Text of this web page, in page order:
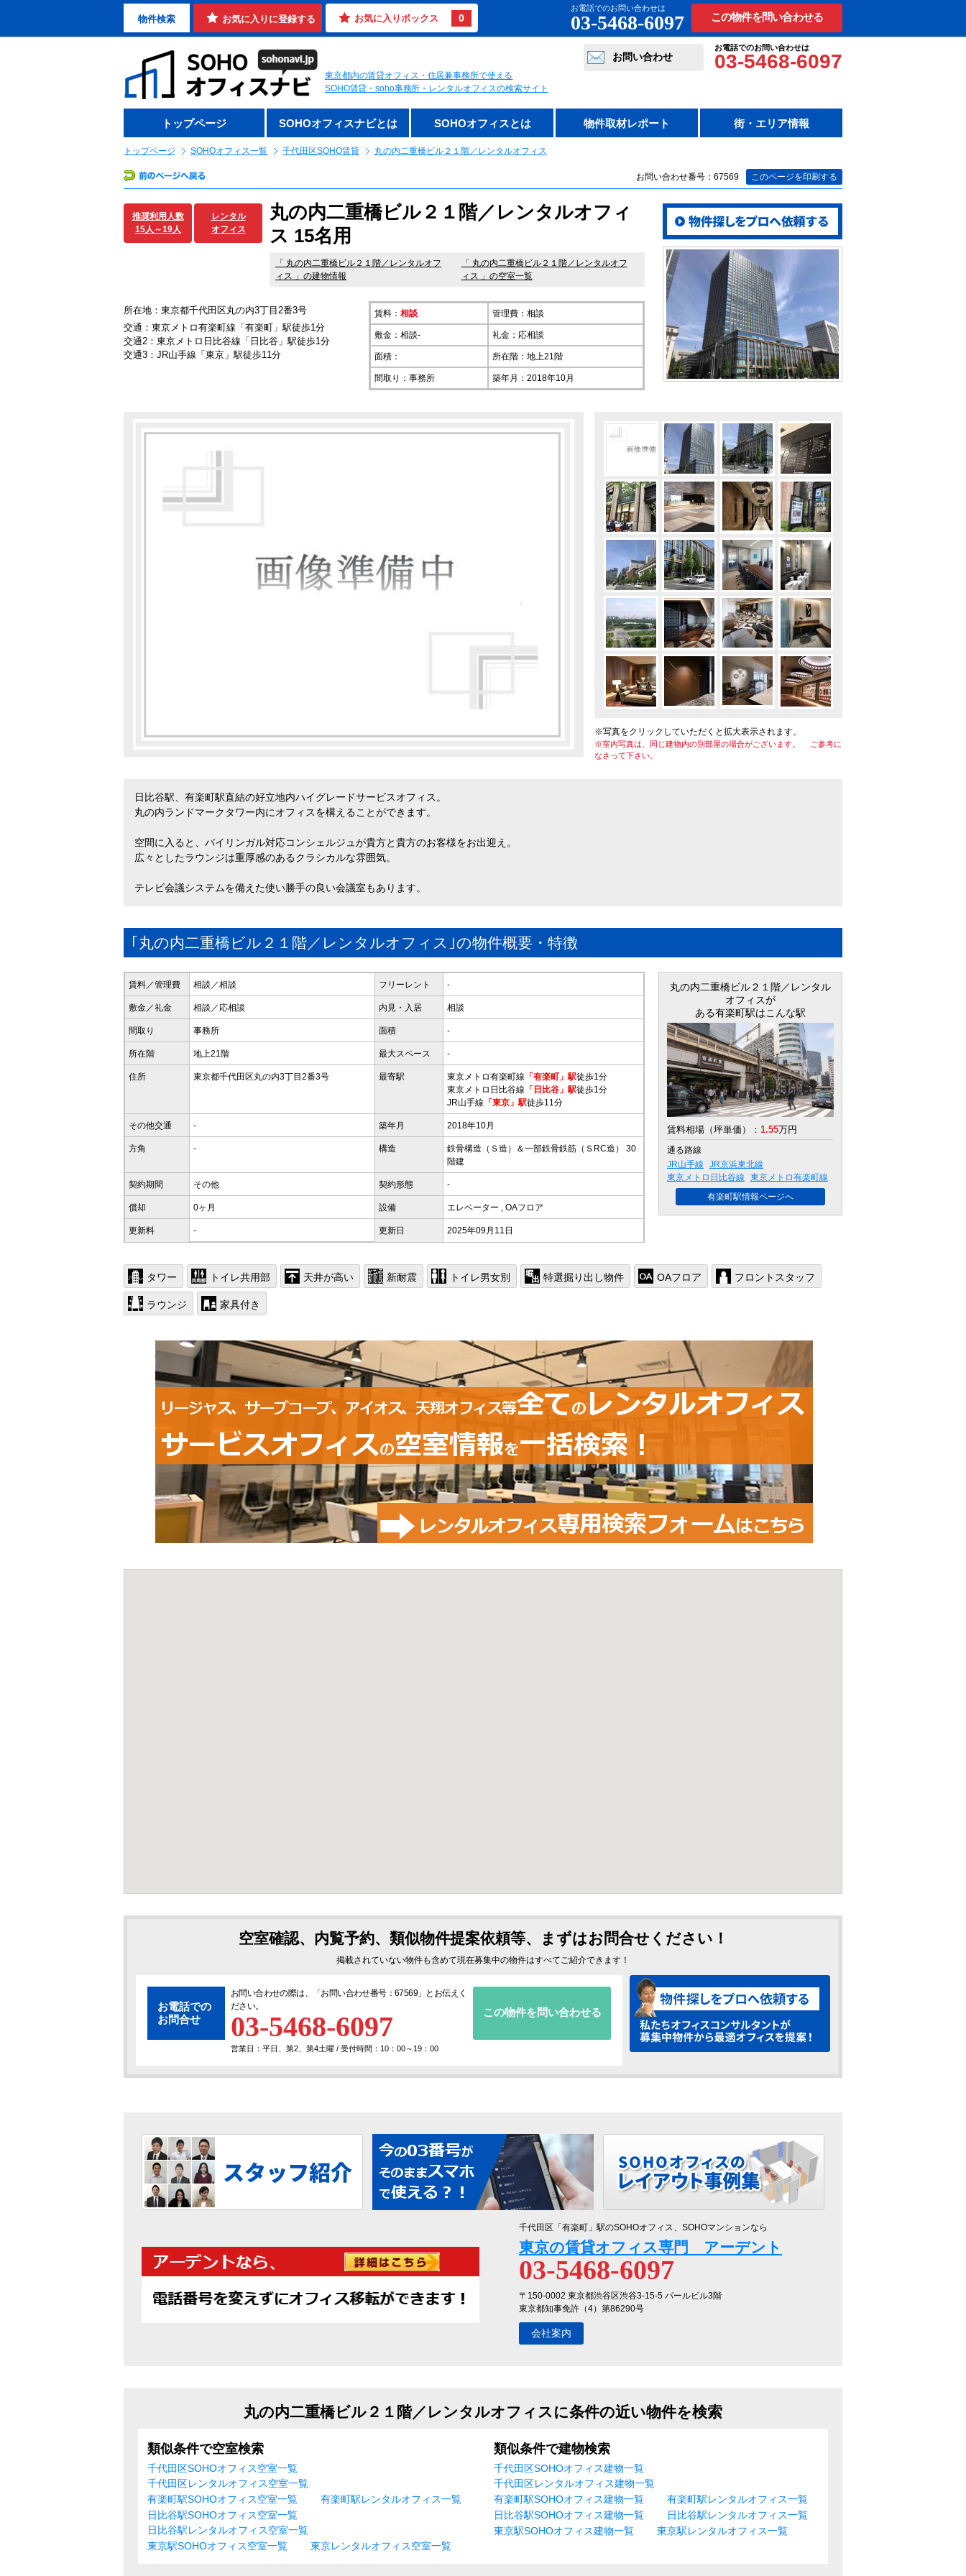
物件検索 お気に入りに登録する お気に入りボックス 0
お電話でのお問い合わせは
03-5468-6097 この物件を問い合わせる
東京都内の賃貸オフィス・住居兼事務所で使える
SOHO賃貸・soho事務所・レンタルオフィスの検索サイト
お電話でのお問い合わせは
03-5468-6097
お問い合わせ
トップページ SOHOオフィスナビとは SOHOオフィスとは 物件取材レポート 街・エリア情報
トップページ SOHOオフィス一覧 千代田区SOHO賃貸 丸の内二重橋ビル２１階／レンタルオフィス
お問い合わせ番号：67569 このページを印刷する
推奨利用人数
15人～19人
レンタル
オフィス
丸の内二重橋ビル２１階／レンタルオフィ
ス 15名用
「 丸の内二重橋ビル２１階／レンタルオフ
ィス 」の建物情報
「 丸の内二重橋ビル２１階／レンタルオフ
ィス 」の空室一覧
所在地：東京都千代田区丸の内3丁目2番3号
交通：東京メトロ有楽町線「有楽町」駅徒歩1分
交通2：東京メトロ日比谷線「日比谷」駅徒歩1分
交通3：JR山手線「東京」駅徒歩11分
賃料： 相談 管理費：相談
敷金：相談- 礼金：応相談
面積： 所在階： 地上21階
間取り：事務所 築年月：2018年10月
※写真をクリックしていただくと拡大表示されます。
※室内写真は、同じ建物内の別部屋の場合がございます。 ご参考に
なさって下さい。
日比谷駅、有楽町駅直結の好立地内ハイグレードサービスオフィス。
丸の内ランドマークタワー内にオフィスを構えることができます。
空間に入ると、バイリンガル対応コンシェルジュが貴方と貴方のお客様をお出迎え。
広々としたラウンジは重厚感のあるクラシカルな雰囲気。
テレビ会議システムを備えた使い勝手の良い会議室もあります。
｢丸の内二重橋ビル２１階／レンタルオフィス｣の物件概要・特徴
賃料／管理費 相談／相談 フリーレント -
敷金／礼金 相談／応相談 内見・入居 相談
間取り 事務所 面積 -
所在階 地上21階 最大スペース -
住所 東京都千代田区丸の内3丁目2番3号 最寄駅 東京メトロ有楽町線 「有楽町」駅徒歩1分
東京メトロ日比谷線 「日比谷」駅徒歩1分
JR山手線 「東京」駅徒歩11分
その他交通 - 築年月 2018年10月
方角 - 構造
鉄骨構造（Ｓ造）＆一部鉄骨鉄筋（ＳRC造） 30
階建
契約期間 その他 契約形態 -
償却 0ヶ月 設備 エレベーター , OAフロア
更新料 - 更新日 2025年09月11日
丸の内二重橋ビル２１階／レンタル
オフィスが
ある有楽町駅はこんな駅
賃料相場（坪単価）： 1.55万円
通る路線
JR山手線
JR京浜東北線
東京メトロ日比谷線
東京メトロ有楽町線
有楽町駅情報ページへ
タワー トイレ共用部 天井が高い 新耐震 トイレ男女別 特選掘り出し物件 OAフロア フロントスタッフ
ラウンジ 家具付き
空室確認、内覧予約、類似物件提案依頼等、まずはお問合せください！
掲載されていない物件も含めて現在募集中の物件はすべてご紹介できます！
お電話での
お問合せ
お問い合わせの際は、「 お問い合わせ番号：67569」とお伝えく
ださい。
03-5468-6097
営業日：平日、第2、第4土曜 / 受付時間：10：00～19：00
この物件を問い合わせる
千代田区「有楽町」駅のSOHOオフィス、SOHOマンションなら
東京の賃貸オフィス専門 アーデント
03-5468-6097
〒150-0002 東京都渋谷区渋谷3-15-5 パールビル3階
東京都知事免許（4）第86290号
会社案内
丸の内二重橋ビル２１階／レンタルオフィスに条件の近い物件を検索
類似条件で空室検索
千代田区SOHOオフィス空室一覧
千代田区レンタルオフィス空室一覧
有楽町駅SOHOオフィス空室一覧
有楽町駅レンタルオフィス一覧
日比谷駅SOHOオフィス空室一覧
日比谷駅レンタルオフィス空室一覧
東京駅SOHOオフィス空室一覧
東京レンタルオフィス空室一覧
類似条件で建物検索
千代田区SOHOオフィス建物一覧
千代田区レンタルオフィス建物一覧
有楽町駅SOHOオフィス建物一覧
有楽町駅レンタルオフィス一覧
日比谷駅SOHOオフィス建物一覧
日比谷駅レンタルオフィス一覧
東京駅SOHOオフィス建物一覧
東京駅レンタルオフィス一覧